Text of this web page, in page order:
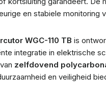
en stabiele monitoring
WGC-110 TB is
integratie in elektrische
zelfdovend
en veiligheid